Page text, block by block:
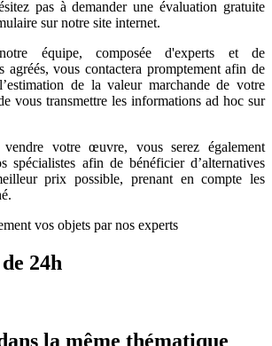
pas à demander une évaluation gratuite
sur notre site internet.
équipe, composée d'experts et de
agréés, vous contactera promptement afin de
de la valeur marchande de votre
vous transmettre les informations ad hoc sur
votre œuvre, vous serez également
spécialistes afin de bénéficier d’alternatives
prix possible, prenant en compte les
vos objets par nos experts
24h
la même thématique